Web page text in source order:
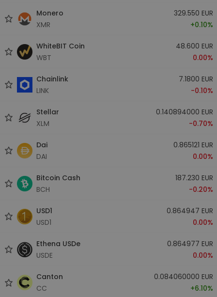
Monero
XMR
329.550 EUR
+0.10%
WhiteBIT Coin
WBT
48.600 EUR
0.00%
Chainlink
LINK
7.1800 EUR
-0.10%
Stellar
XLM
0.140894000 EUR
-0.70%
Dai
DAI
0.865121 EUR
0.00%
Bitcoin Cash
BCH
187.230 EUR
-0.20%
USD1
USD1
0.864947 EUR
0.00%
Ethena USDe
USDE
0.864977 EUR
0.00%
Canton
CC
0.084060000 EUR
+6.10%